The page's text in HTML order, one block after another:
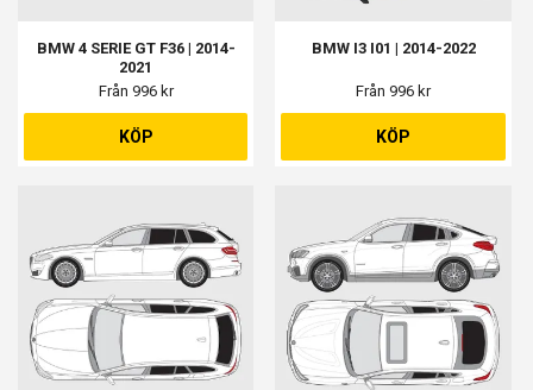
BMW 4 SERIE GT F36 | 2014-
2021
Från 996 kr
KÖP
BMW I3 I01 | 2014-2022
Från 996 kr
KÖP